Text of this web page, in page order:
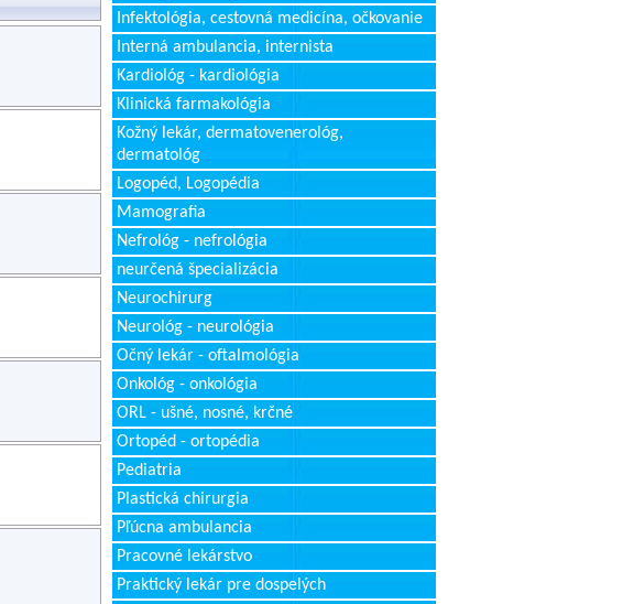
Infektológia, cestovná medicína, očkovanie
Interná ambulancia, internista
Kardiológ - kardiológia
Klinická farmakológia
Kožný lekár, dermatovenerológ,
dermatológ
Logopéd, Logopédia
Mamografia
Nefrológ - nefrológia
neurčená špecializácia
Neurochirurg
Neurológ - neurológia
Očný lekár - oftalmológia
Onkológ - onkológia
ORL - ušné, nosné, krčné
Ortopéd - ortopédia
Pediatria
Plastická chirurgia
Pľúcna ambulancia
Pracovné lekárstvo
Praktický lekár pre dospelých